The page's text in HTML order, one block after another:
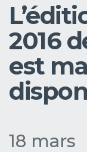
2016
est
18 mars